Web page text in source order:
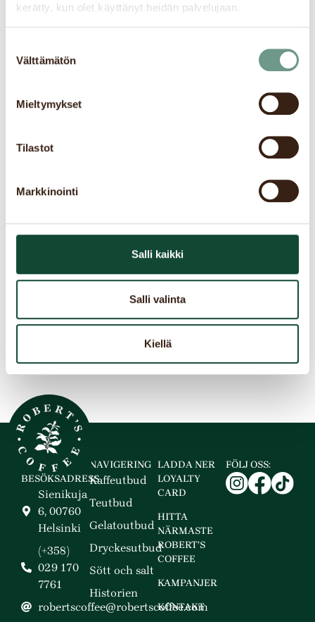
kerätty, kun olet käyttänyt heidän palvelujaan.
valinta
Välttämätön
Mieltymykset
Tilastot
Markkinointi
Salli kaikki
Salli valinta
Kiellä
Japan Yokohama
a
0005
Japan Saitama Metsä メッツァビレッジ内
レストラン棟 357-
0001
Hannō,
357-
Visa »
BESÖKSADRESS
Sienikuja
6, 00760
Helsinki
(+358)
029 170
7761
robertscoffee@robertscoffee.com
NAVIGERING
Kaffeutbud
Teutbud
Gelatoutbud
Dryckesutbud
Sött och salt
Historien
LADDA NER
LOYALTY
CARD
HITTA
NÄRMASTE
ROBERT’S
COFFEE
KAMPANJER
KONTAKT
FÖLJ OSS: